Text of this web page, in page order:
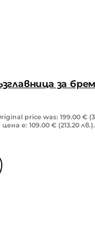
за
price was: 199.00 €
е: 109.00 € (213.20 лв.).